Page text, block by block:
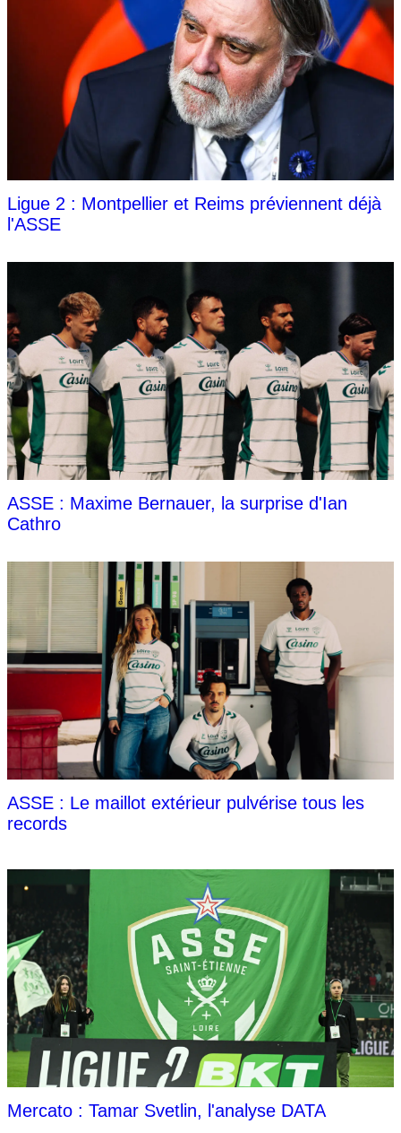
Ligue 2 : Montpellier et Reims préviennent déjà
l'ASSE
ASSE : Maxime Bernauer, la surprise d'Ian
Cathro
ASSE : Le maillot extérieur pulvérise tous les
records
Mercato : Tamar Svetlin, l'analyse DATA